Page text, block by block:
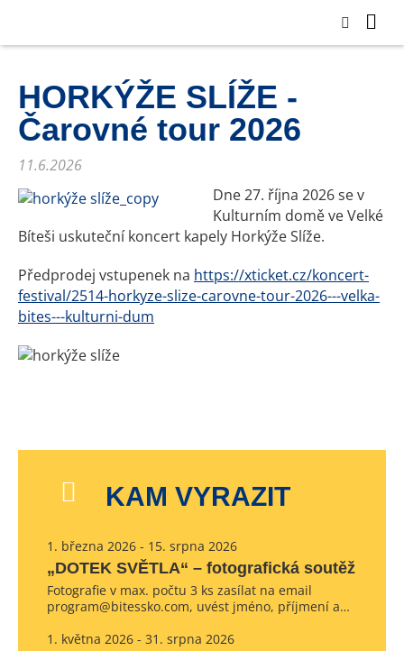
HORKÝŽE SLÍŽE -
Čarovné tour 2026
11.6.2026
Dne 27. října 2026 se v
Kulturním domě ve Velké
Bíteši uskuteční koncert kapely Horkýže Slíže.
Předprodej vstupenek na https://xticket.cz/koncert-
festival/2514-horkyze-slize-carovne-tour-2026---velka-
bites---kulturni-dum
KAM VYRAZIT
1. března 2026 - 15. srpna 2026
„DOTEK SVĚTLA“ – fotografická soutěž
Fotografie v max. počtu 3 ks zasílat na email
program@bitessko.com, uvést jméno, příjmení a…
1. května 2026 - 31. srpna 2026